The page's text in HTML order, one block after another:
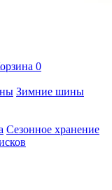
0
Зимние шины
Сезонное хранение